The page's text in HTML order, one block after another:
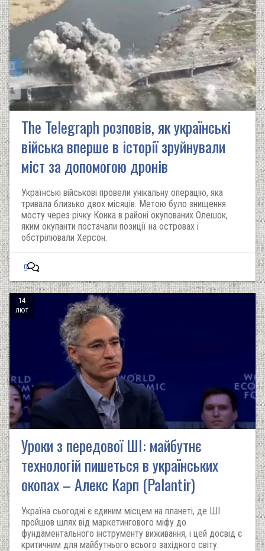
The Telegraph розповів, як українські
війська вперше в історії зруйнували
міст за допомогою дронів
Українські військові провели унікальну операцію, яка
тривала близько двох місяців. Метою було знищення
мосту через річку Конка в районі окупованих Олешок,
яким окупанти постачали позиції на островах і
обстрілювали Херсон.
0
14
лют
Уроки з передової ШІ: майбутнє
технологій пишеться в українських
окопах – Алекс Карп (Palantir)
Україна сьогодні є єдиним місцем на планеті, де ШІ
пройшов шлях від маркетингового міфу до
фундаментального інструменту виживання, і цей досвід є
критичним для майбутнього всього західного світу.